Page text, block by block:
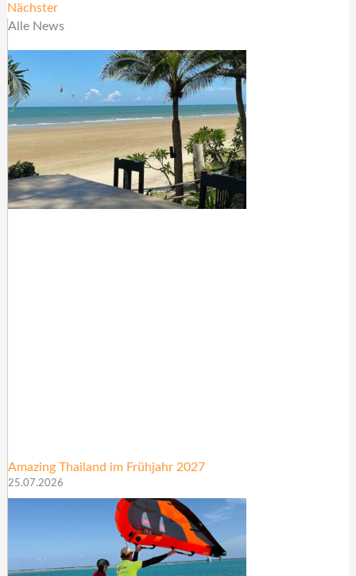
Nächster
Alle News
Amazing Thailand im Frühjahr 2027
25.07.2026